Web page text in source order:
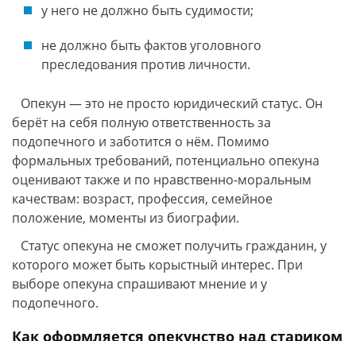
у него не должно быть судимости;
не должно быть фактов уголовного
преследования против личности.
Опекун — это не просто юридический статус. Он
берёт на себя полную ответственность за
подопечного и заботится о нём. Помимо
формальных требований, потенциально опекуна
оценивают также и по нравственно-моральным
качествам: возраст, профессия, семейное
положение, моменты из биографии.
Статус опекуна не сможет получить гражданин, у
которого может быть корыстный интерес. При
выборе опекуна спрашивают мнение и у
подопечного.
Как оформляется опекунство над стариком